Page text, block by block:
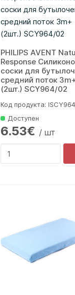
PHILIPS AVENT
Response
соски для
средний поток 3m+
(2шт.) SCY964/02
Код продукта:
Доступен
6.53€ / шт